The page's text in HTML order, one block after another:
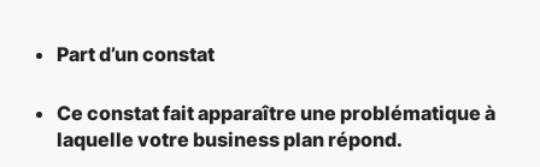
Part d’un constat
Ce constat fait apparaître une problématique à
laquelle votre business plan répond.